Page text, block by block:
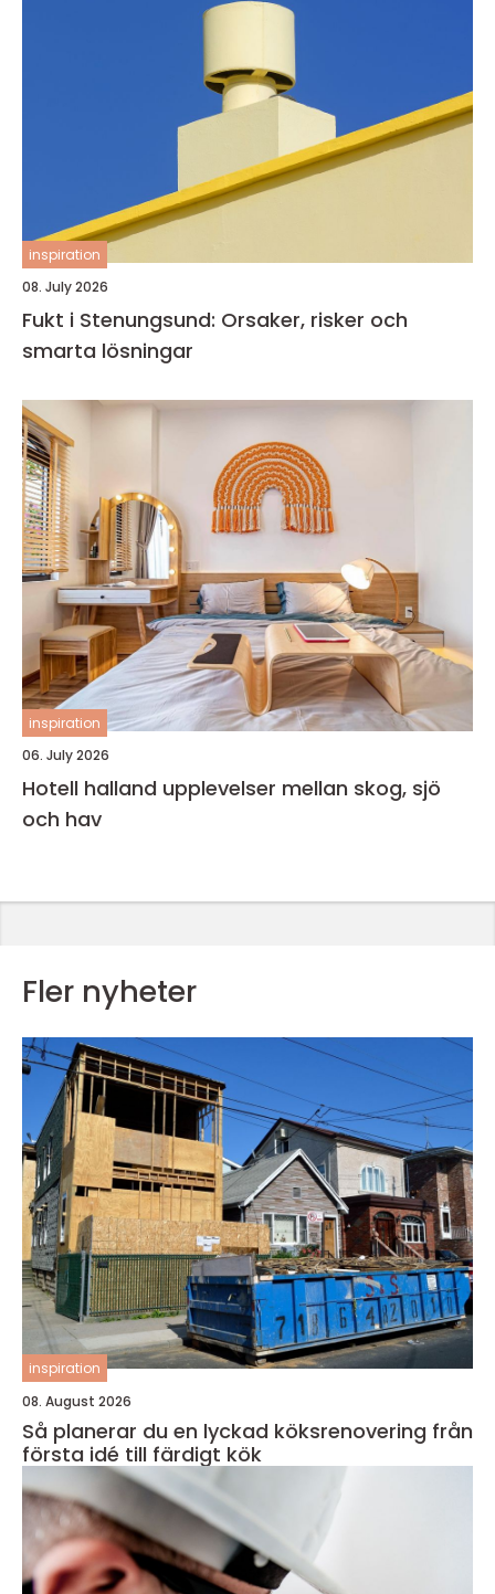
inspiration
08. July 2026
Fukt i Stenungsund: Orsaker, risker och
smarta lösningar
inspiration
06. July 2026
Hotell halland upplevelser mellan skog, sjö
och hav
Fler nyheter
inspiration
08. August 2026
Så planerar du en lyckad köksrenovering från
första idé till färdigt kök